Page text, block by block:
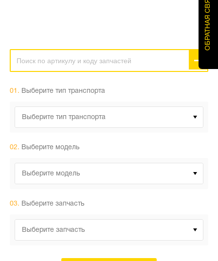
01. Выберите тип транспорта
Выберите тип транспорта
02. Выберите модель
Выберите модель
03. Выберите запчасть
Выберите запчасть
ОБРАТНАЯ СВЯЗЬ